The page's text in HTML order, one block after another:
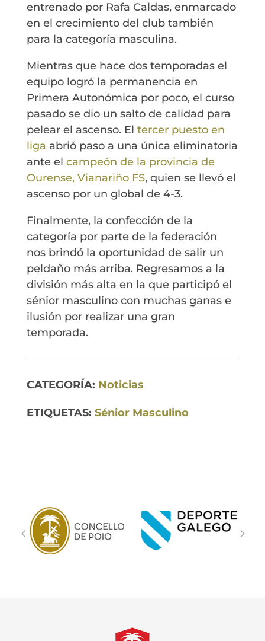
entrenado por Rafa Caldas, enmarcado
en el crecimiento del club también
para la categoría masculina.
Mientras que hace dos temporadas el
equipo logró la permanencia en
Primera Autonómica por poco, el curso
pasado se dio un salto de calidad para
pelear el ascenso. El tercer puesto en
liga abrió paso a una única eliminatoria
ante el campeón de la provincia de
Ourense, Vianariño FS, quien se llevó el
ascenso por un global de 4-3.
Finalmente, la confección de la
categoría por parte de la federación
nos brindó la oportunidad de salir un
peldaño más arriba. Regresamos a la
división más alta en la que participó el
sénior masculino con muchas ganas e
ilusión por realizar una gran
temporada.
CATEGORÍA: Noticias
ETIQUETAS: Sénior Masculino